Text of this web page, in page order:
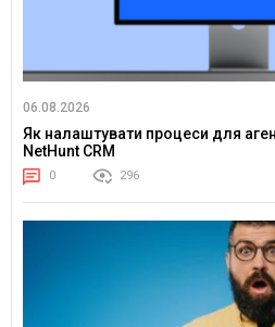
06.08.2026
Як налаштувати процеси для
NetHunt CRM
0 296